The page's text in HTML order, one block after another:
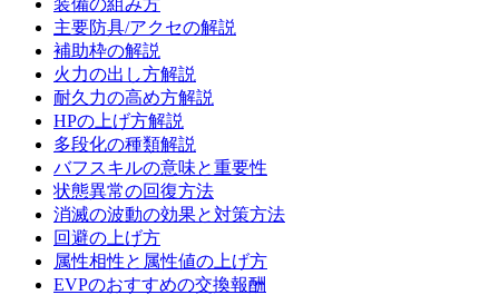
装備の組み方
主要防具/アクセの解説
補助枠の解説
火力の出し方解説
耐久力の高め方解説
HPの上げ方解説
多段化の種類解説
バフスキルの意味と重要性
状態異常の回復方法
消滅の波動の効果と対策方法
回避の上げ方
属性相性と属性値の上げ方
EVPのおすすめの交換報酬